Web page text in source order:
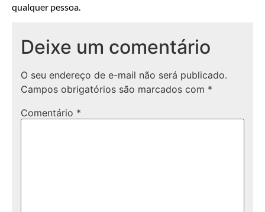
qualquer pessoa.
Deixe um comentário
O seu endereço de e-mail não será publicado.
Campos obrigatórios são marcados com *
Comentário *